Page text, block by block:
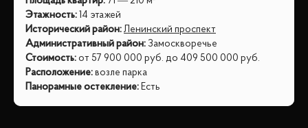
Этажность: 14 этажей
Исторический район: Ленинский проспект
Административный район: Замоскворечье
Стоимость: от 57 900 000 руб. до 409 500 000 руб.
Расположение: возле парка
Панорамные остекление: Есть